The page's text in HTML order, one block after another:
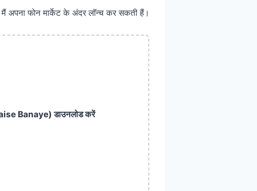
फोन मार्केट के अंदर लॉन्च कर सकती हैं।
Banaye) डाउनलोड करें